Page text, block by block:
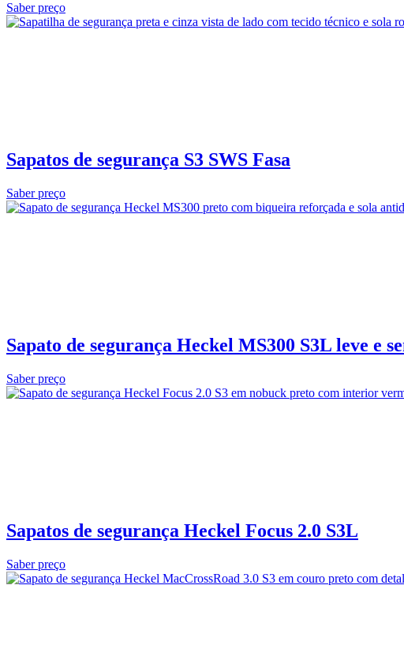
Saber preço
Sapatos de segurança S3 SWS Fasa
Saber preço
Sapato de segurança Heckel MS300 S3L leve e
Saber preço
Sapatos de segurança Heckel Focus 2.0 S3L
Saber preço